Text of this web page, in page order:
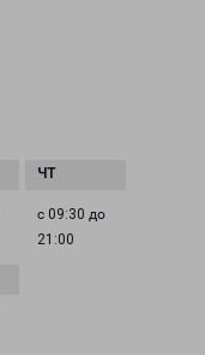
с 09:30 до
21:00